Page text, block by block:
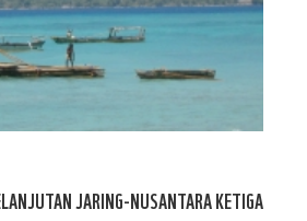
JARING-NUSANTARA KETIGA